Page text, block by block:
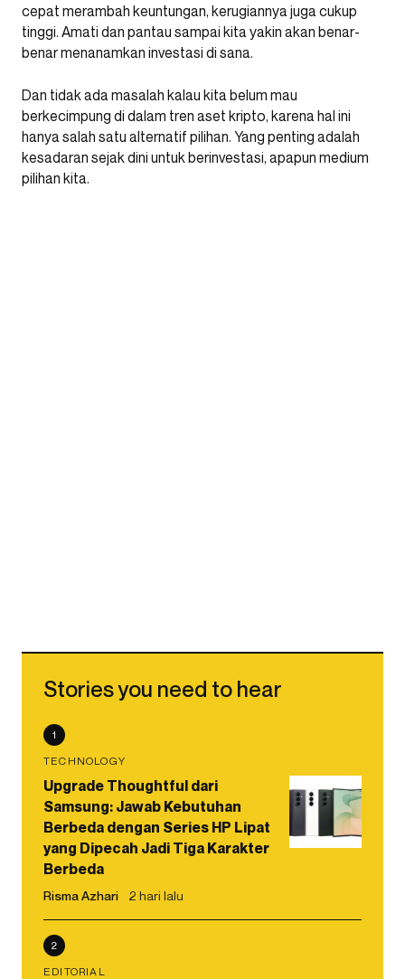
cepat merambah keuntungan, kerugiannya juga cukup
tinggi. Amati dan pantau sampai kita yakin akan benar-
benar menanamkan investasi di sana.
Dan tidak ada masalah kalau kita belum mau
berkecimpung di dalam tren aset kripto, karena hal ini
hanya salah satu alternatif pilihan. Yang penting adalah
kesadaran sejak dini untuk berinvestasi, apapun medium
pilihan kita.
Stories you need to hear
1
TECHNOLOGY
Upgrade Thoughtful dari
Samsung: Jawab Kebutuhan
Berbeda dengan Series HP Lipat
yang Dipecah Jadi Tiga Karakter
Berbeda
Risma Azhari 2 hari lalu
2
EDITORIAL